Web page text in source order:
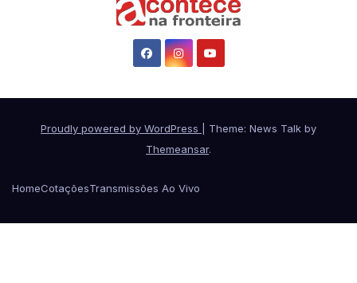
Proudly powered by WordPress
Theme: News Talk by
Themeansar.
HomeCotaçõesTransmissões Ao Vivo